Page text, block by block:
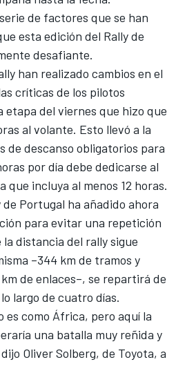
de factores que se han
esta edición del Rally de
desafiante.
han realizado cambios en el
críticas de los pilotos
etapa del viernes que hizo que
al volante. Esto llevó a la
de descanso obligatorios para
por día debe dedicarse al
que incluya al menos 12 horas.
Portugal ha añadido ahora
para evitar una repetición
distancia del rally sigue
–344 km de tramos y
de enlaces–, se repartirá de
largo de cuatro días.
es como África, pero aquí la
una batalla muy reñida y
Oliver Solberg, de Toyota, a